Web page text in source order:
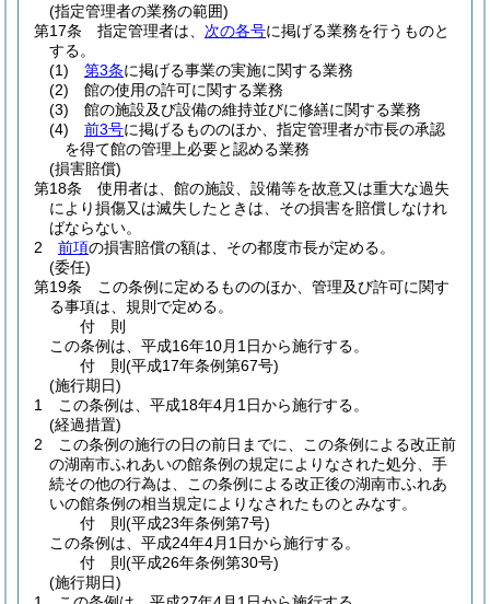
(指定管理者の業務の範囲)
第17条
指定管理者は、 次の各号に掲げる業務を行うものと
する。
(1)
第3条に掲げる事業の実施に関する業務
(2)
館の使用の許可に関する業務
(3)
館の施設及び設備の維持並びに修繕に関する業務
(4)
前3号に掲げるもののほか、指定管理者が市長の承認
を得て館の管理上必要と認める業務
(損害賠償)
第18条
使用者は、館の施設、設備等を故意又は重大な過失
により損傷又は滅失したときは、その損害を賠償しなけれ
ばならない。
2
前項の損害賠償の額は、その都度市長が定める。
(委任)
第19条
この条例に定めるもののほか、管理及び許可に関す
る事項は、規則で定める。
付 則
この条例は、平成16年10月1日から施行する。
付 則(平成17年条例第67号)
(施行期日)
1
この条例は、平成18年4月1日から施行する。
(経過措置)
2
この条例の施行の日の前日までに、この条例による改正前
の湖南市ふれあいの館条例の規定によりなされた処分、手
続その他の行為は、この条例による改正後の湖南市ふれあ
いの館条例の相当規定によりなされたものとみなす。
付 則(平成23年条例第7号)
この条例は、平成24年4月1日から施行する。
付 則(平成26年条例第30号)
(施行期日)